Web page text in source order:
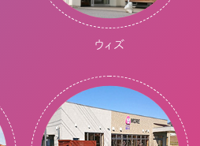
ウィズ